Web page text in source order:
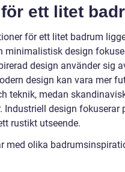
ett litet
för ett litet badrum
minimalistisk design
design använder sig
design kan vara mer
teknik, medan
design fokuserar
rustikt utseende.
med olika